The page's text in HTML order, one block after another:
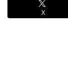
X